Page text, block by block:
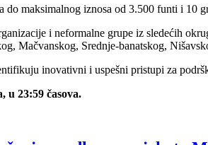
do maksimalnog iznosa od 3.500 funti i
i neformalne grupe iz sledećih
Mačvanskog, Srednje-banatskog,
inovativni i uspešni pristupi za
u 23:59 časova.